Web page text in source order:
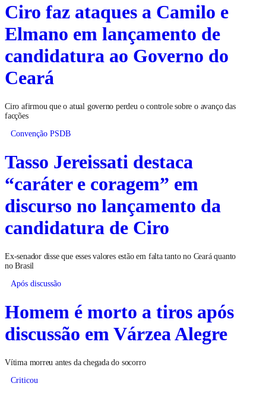
Ciro faz ataques a Camilo e
Elmano em lançamento de
candidatura ao Governo do
Ceará
Ciro afirmou que o atual governo perdeu o controle sobre o avanço das
facções
Convenção PSDB
Tasso Jereissati destaca
“caráter e coragem” em
discurso no lançamento da
candidatura de Ciro
Ex-senador disse que esses valores estão em falta tanto no Ceará quanto
no Brasil
Após discussão
Homem é morto a tiros após
discussão em Várzea Alegre
Vítima morreu antes da chegada do socorro
Criticou